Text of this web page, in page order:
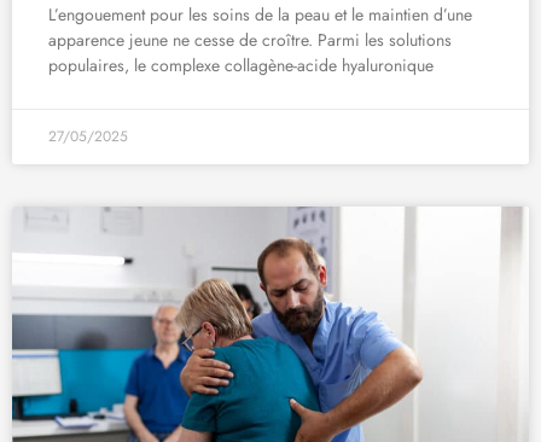
L’engouement pour les soins de la peau et le maintien d’une
apparence jeune ne cesse de croître. Parmi les solutions
populaires, le complexe collagène-acide hyaluronique
27/05/2025